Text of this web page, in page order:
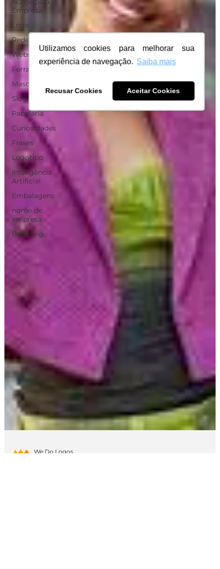
Utilizamos cookies para melhorar sua
experiência de navegação. Saiba mais
Recusar Cookies Aceitar Cookies
Empresa
Logo
Redes Sociais
Websites
Ferramentas
Mascotes
Slogan
Papelaria
Curiosidades
Frases
Logotipo
Inteligência
Artificial
Embalagens
nome de
empresa
Branding